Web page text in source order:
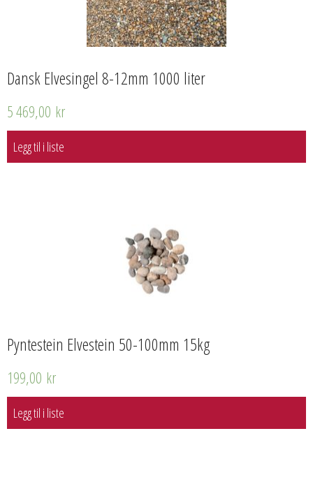
Dansk Elvesingel 8-12mm 1000 liter
5 469,00 kr
Legg til i liste
Pyntestein Elvestein 50-100mm 15kg
199,00 kr
Legg til i liste